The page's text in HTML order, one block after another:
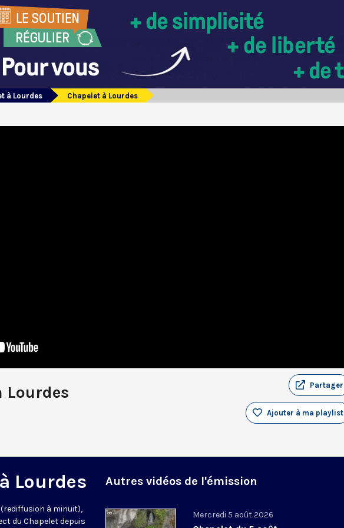
à Lourdes Chapelet à Lourdes
Lourdes Partager
Ajouter à ma playlist
Lourdes
à minuit),
du Chapelet depuis
Autres vidéos de l'émission
Mercredi 5 août 2026